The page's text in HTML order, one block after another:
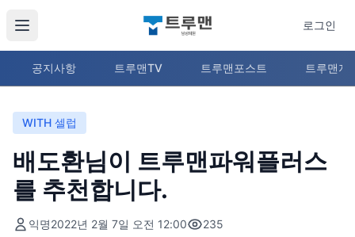
로그인
공지사항 트루맨TV 트루맨포스트 트루맨지
WITH 셀럽
배도환님이 트루맨파워플러스
를 추천합니다.
익명2022년 2월 7일 오전 12:00 235